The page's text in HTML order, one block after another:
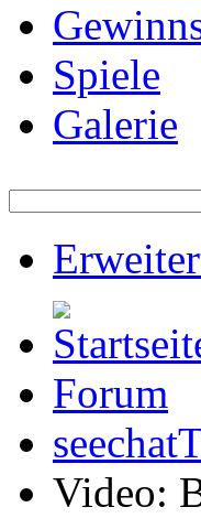
Spiele
Galerie
Forum
Video: